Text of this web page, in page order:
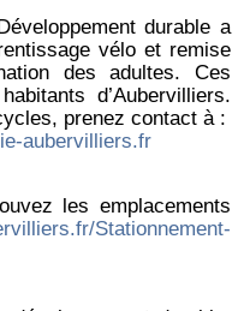
durable a
vélo et remise
des adultes. Ces
d’Aubervilliers.
prenez contact à :
aubervilliers.fr
les emplacements
Stationnement-